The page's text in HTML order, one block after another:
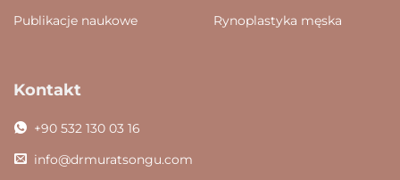
Publikacje naukowe
Rynoplastyka męska
Kontakt
+90 532 130 03 16
info@drmuratsongu.com